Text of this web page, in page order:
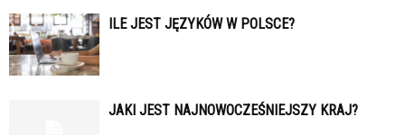
ILE JEST JĘZYKÓW W POLSCE?
JAKI JEST NAJNOWOCZEŚNIEJSZY KRAJ?